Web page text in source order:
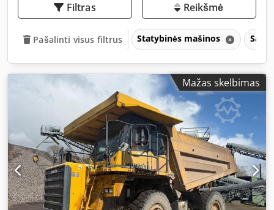
Filtras Reikšmė
Pašalinti visus filtrus Statybinės mašinos
Mažas skelbimas